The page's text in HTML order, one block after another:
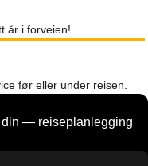
år i forveien!
før eller under reisen.
din — reiseplanlegging